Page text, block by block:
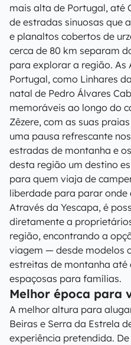
mais alta de Portugal, até
de estradas sinuosas que
e planaltos cobertos de
cerca de 80 km separam
para explorar a região. As
Portugal, como Linhares
natal de Pedro Álvares
memoráveis ao longo do
Zêzere, com as suas
uma pausa refrescante
estradas de montanha e
desta região um destino
para quem viaja de
liberdade para parar onde
Através da Yescapa, é
diretamente a
região, encontrando a
viagem — desde modelos
estreitas de montanha
espaçosas para famílias.
Melhor época para
A melhor altura para
Beiras e Serra da Estrela
experiência pretendida.